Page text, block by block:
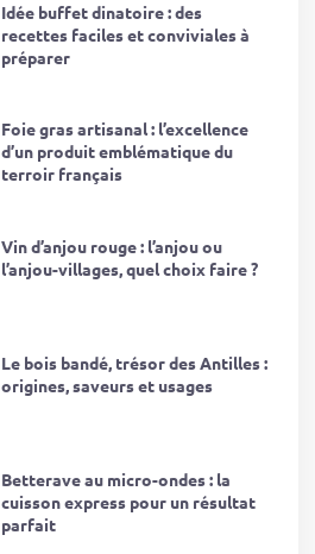
Idée buffet dinatoire : des
recettes faciles et conviviales à
préparer
Foie gras artisanal : l’excellence
d’un produit emblématique du
terroir français
Vin d’anjou rouge : l’anjou ou
l’anjou-villages, quel choix faire ?
Le bois bandé, trésor des Antilles :
origines, saveurs et usages
Betterave au micro-ondes : la
cuisson express pour un résultat
parfait